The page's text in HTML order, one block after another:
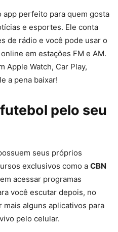
app perfeito para quem gosta
e esportes. Ele conta
de rádio e você pode usar o
em estações FM e AM.
Apple Watch, Car Play,
a pena baixar!
pelo seu
seus próprios
exclusivos como a CBN
acessar programas
você escutar depois, no
alguns aplicativos para
pelo celular.